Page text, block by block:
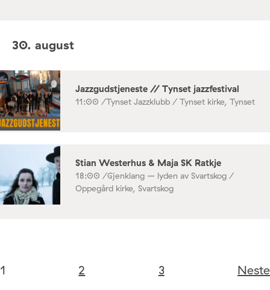
30. august
Jazzgudstjeneste // Tynset jazzfestival
11:00 /Tynset Jazzklubb / Tynset kirke, Tynset
Stian Westerhus & Maja SK Ratkje
18:00 /Gjenklang – lyden av Svartskog /
Oppegård kirke, Svartskog
1 2 3 Neste